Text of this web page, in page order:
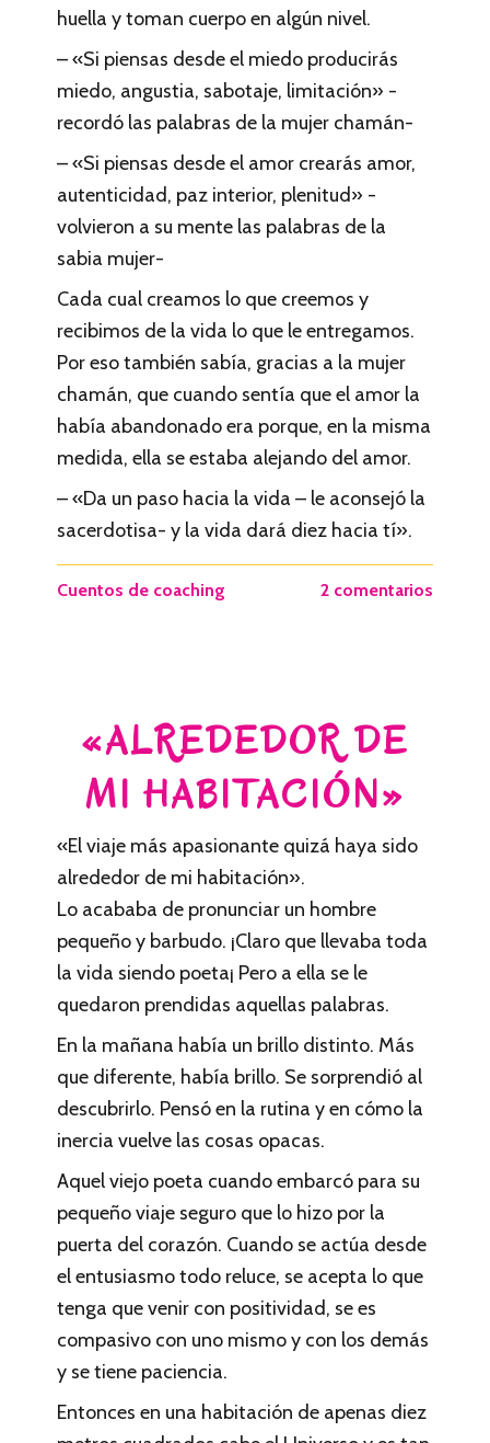
huella y toman cuerpo en algún nivel.
– «Si piensas desde el miedo producirás
miedo, angustia, sabotaje, limitación» -
recordó las palabras de la mujer chamán-
– «Si piensas desde el amor crearás amor,
autenticidad, paz interior, plenitud» -
volvieron a su mente las palabras de la
sabia mujer-
Cada cual creamos lo que creemos y
recibimos de la vida lo que le entregamos.
Por eso también sabía, gracias a la mujer
chamán, que cuando sentía que el amor la
había abandonado era porque, en la misma
medida, ella se estaba alejando del amor.
– «Da un paso hacia la vida – le aconsejó la
sacerdotisa- y la vida dará diez hacia tí».
Cuentos de coaching 2 comentarios
«ALREDEDOR DE
MI HABITACIÓN»
«El viaje más apasionante quizá haya sido
alrededor de mi habitación».
Lo acababa de pronunciar un hombre
pequeño y barbudo. ¡Claro que llevaba toda
la vida siendo poeta¡ Pero a ella se le
quedaron prendidas aquellas palabras.
En la mañana había un brillo distinto. Más
que diferente, había brillo. Se sorprendió al
descubrirlo. Pensó en la rutina y en cómo la
inerciavuelve las cosas opacas.
Aquel viejo poeta cuando embarcó para su
pequeño viaje seguro que lo hizo por la
puerta del corazón. Cuando se actúa desde
el entusiasmo todo reluce, se acepta lo que
tenga que venir con positividad, se es
compasivo con uno mismo y con los demás
y se tiene paciencia.
Entonces en una habitación de apenas diez